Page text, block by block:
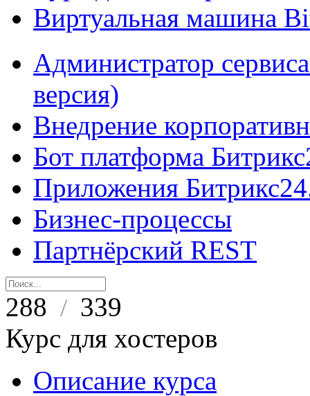
Виртуальная машина
Администратор
версия)
Внедрение
Бот платформа
Приложения
Бизнес-процессы
Партнёрский REST
288 / 339
Курс для хостеров
Описание курса